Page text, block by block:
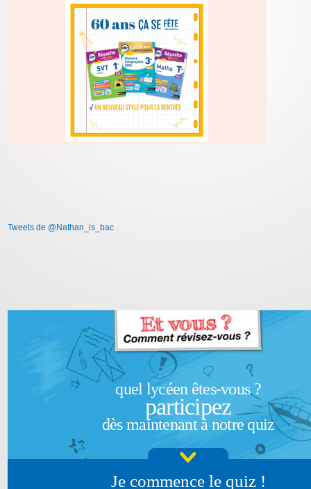
Tweets de @Nathan_is_bac
quel lycéen êtes-vous ?
participez
dès maintenant à notre quiz
Je commence le quiz !